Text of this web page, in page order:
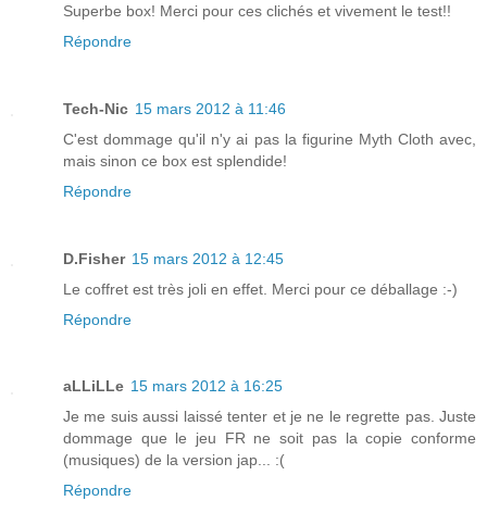
Superbe box! Merci pour ces clichés et vivement le test!!
Répondre
Tech-Nic 15 mars 2012 à 11:46
C'est dommage qu'il n'y ai pas la figurine Myth Cloth avec,
mais sinon ce box est splendide!
Répondre
D.Fisher 15 mars 2012 à 12:45
Le coffret est très joli en effet. Merci pour ce déballage :-)
Répondre
aLLiLLe 15 mars 2012 à 16:25
Je me suis aussi laissé tenter et je ne le regrette pas. Juste
dommage que le jeu FR ne soit pas la copie conforme
(musiques) de la version jap... :(
Répondre